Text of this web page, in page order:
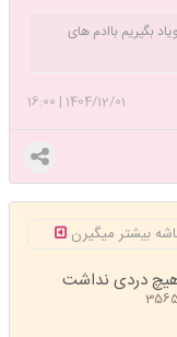
بگیریم باادم های
یاد بگیریم و همدیگه
1404/12/01
|
16:00
بیشتر میگیرن
هیچ دردی نداشت